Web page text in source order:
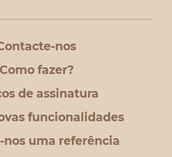
nos
Como fazer?
de assinatura
funcionalidades
nos uma referência